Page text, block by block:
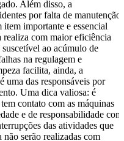
Além disso, a
por falta de manutenção
importante e essencial
realiza com maior eficiência
ao acúmulo de
na regulagem e
facilita, ainda, a
uma das responsáveis por
Uma dica valiosa: é
contato com as máquinas
e de responsabilidade com
das atividades que
serão realizadas com